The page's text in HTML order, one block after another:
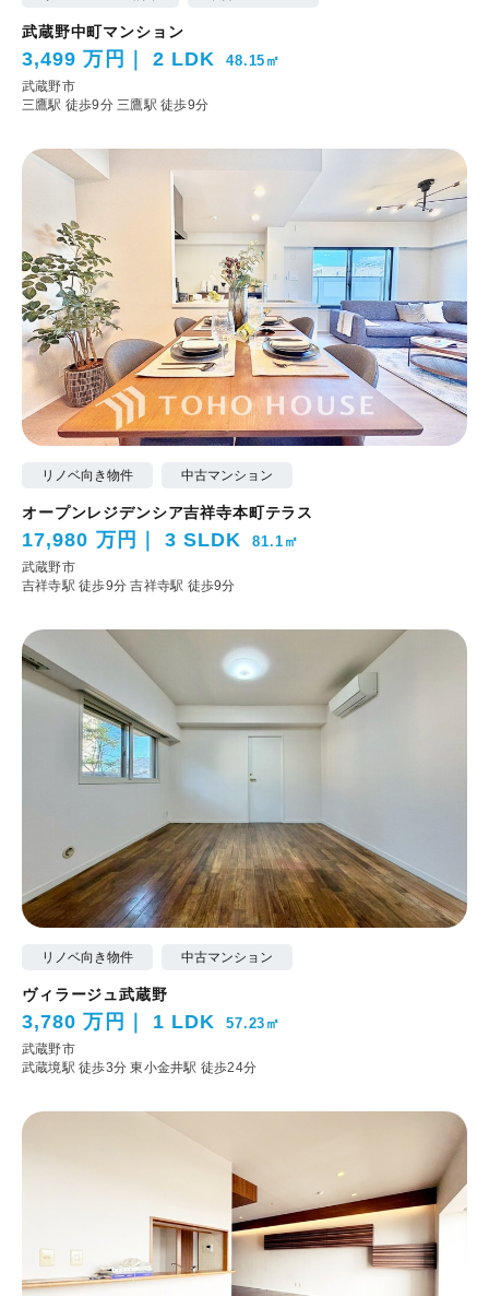
武蔵野中町マンション
3,499 万円 2 LDK 48.15㎡
武蔵野市
三鷹駅 徒歩9分 三鷹駅 徒歩9分
リノベ向き物件 中古マンション
オープンレジデンシア吉祥寺本町テラス
17,980 万円 3 SLDK 81.1㎡
武蔵野市
吉祥寺駅 徒歩9分吉祥寺駅 徒歩9分
リノベ向き物件 中古マンション
ヴィラージュ武蔵野
3,780 万円 1 LDK 57.23㎡
武蔵野市
武蔵境駅 徒歩3分東小金井駅 徒歩24分